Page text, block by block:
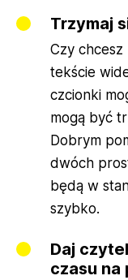
Trzymaj
Czy
tekście
czcionki
mogą być
Dobrym
dwóch
będą w
szybko.
Daj
czasu